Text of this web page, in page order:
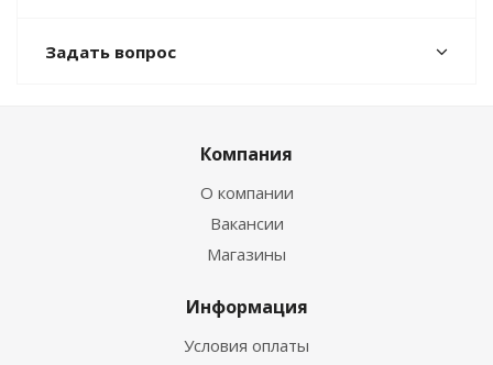
Задать вопрос
Компания
О компании
Вакансии
Магазины
Информация
Условия оплаты